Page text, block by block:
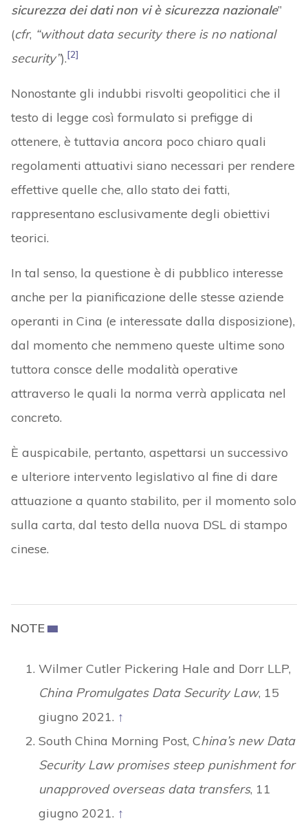
sicurezza dei dati non vi è sicurezza nazionale”
(cfr, “without data security there is no national
security”).[2]
Nonostante gli indubbi risvolti geopolitici che il
testo di legge così formulato si prefigge di
ottenere, è tuttavia ancora poco chiaro quali
regolamenti attuativi siano necessari per rendere
effettive quelle che, allo stato dei fatti,
rappresentano esclusivamente degli obiettivi
teorici.
In tal senso, la questione è di pubblico interesse
anche per la pianificazione delle stesse aziende
operanti in Cina (e interessate dalla disposizione),
dal momento che nemmeno queste ultime sono
tuttora consce delle modalità operative
attraverso le quali la norma verrà applicata nel
concreto.
È auspicabile, pertanto, aspettarsi un successivo
e ulteriore intervento legislativo al fine di dare
attuazione a quanto stabilito, per il momento solo
sulla carta, dal testo della nuova DSL di stampo
cinese.
NOTE
Wilmer Cutler Pickering Hale and Dorr LLP,
China Promulgates Data Security Law, 15
giugno 2021. ↑
South China Morning Post, China’s new Data
Security Law promises steep punishment for
unapproved overseas data transfers, 11
giugno 2021. ↑